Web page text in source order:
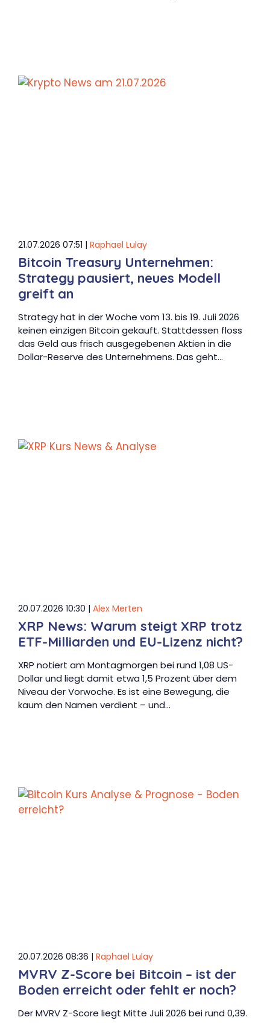
21.07.2026 07:51 | Raphael Lulay
Bitcoin Treasury Unternehmen:
Strategy pausiert, neues Modell
greift an
Strategy hat in der Woche vom 13. bis 19. Juli 2026
keinen einzigen Bitcoin gekauft. Stattdessen floss
das Geld aus frisch ausgegebenen Aktien in die
Dollar-Reserve des Unternehmens. Das geht…
20.07.2026 10:30 | Alex Merten
XRP News: Warum steigt XRP trotz
ETF-Milliarden und EU-Lizenz nicht?
XRP notiert am Montagmorgen bei rund 1,08 US-
Dollar und liegt damit etwa 1,5 Prozent über dem
Niveau der Vorwoche. Es ist eine Bewegung, die
kaum den Namen verdient – und…
20.07.2026 08:36 | Raphael Lulay
MVRV Z-Score bei Bitcoin – ist der
Boden erreicht oder fehlt er noch?
Der MVRV Z-Score liegt Mitte Juli 2026 bei rund 0,39.